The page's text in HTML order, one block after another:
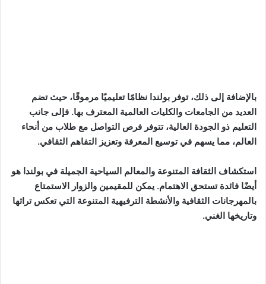
بالإضافة إلى ذلك، توفر بولندا نظامًا تعليميًا مرموقًا، حيث تضم
العديد من الجامعات والكليات العالمية المعترف بها. فإلى جانب
التعليم ذو الجودة العالية، تتوفر فرص التواصل مع طلاب من أنحاء
العالم، مما يسهم في توسيع المعرفة وتعزيز التفاهم الثقافي.
استكشاف الثقافة المتنوعة والمعالم السياحية الجميلة في بولندا هو
أيضًا فائدة تستحق الاهتمام. يمكن للمقيمين والزوار الاستمتاع
بالمهرجانات الثقافية والأنشطة الترفيهية المتنوعة التي تعكس تراثها
وتاريخها الغني.